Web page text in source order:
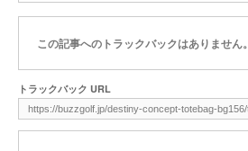
この記事へのトラックバックはありません。
トラックバック URL